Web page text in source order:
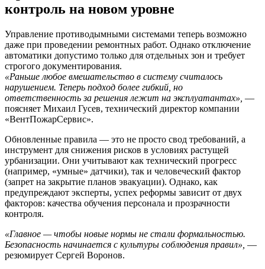
контроль на новом уровне
Управление противодымными системами теперь возможно
даже при проведении ремонтных работ. Однако отключение
автоматики допустимо только для отдельных зон и требует
строгого документирования.
«Раньше любое вмешательство в систему считалось
нарушением. Теперь подход более гибкий, но
ответственность за решения лежит на эксплуатантах», —
поясняет Михаил Гусев, технический директор компании
«ВентПожарСервис».
Обновленные правила — это не просто свод требований, а
инструмент для снижения рисков в условиях растущей
урбанизации. Они учитывают как технический прогресс
(например, «умные» датчики), так и человеческий фактор
(запрет на закрытие планов эвакуации). Однако, как
предупреждают эксперты, успех реформы зависит от двух
факторов: качества обучения персонала и прозрачности
контроля.
«Главное — чтобы новые нормы не стали формальностью.
Безопасность начинается с культуры соблюдения правил», —
резюмирует Сергей Воронов.